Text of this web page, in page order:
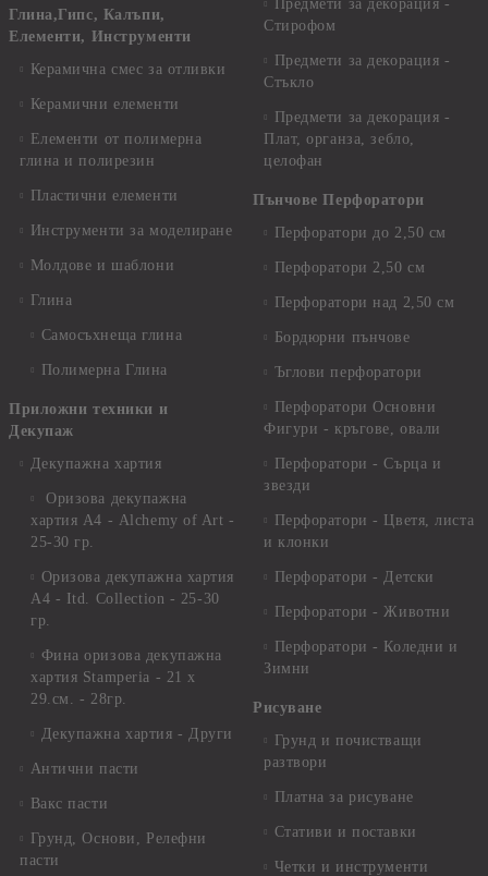
Глина,Гипс, Калъпи,
Елементи, Инструменти
Керамична смес за отливки
Керамични елементи
Елементи от полимерна
глина и полирезин
Пластични елементи
Инструменти за моделиране
Молдове и шаблони
Глина
Самосъхнеща глина
Полимерна Глина
Приложни техники и
Декупаж
Декупажна хартия
Оризова декупажна
хартия А4 - Alchemy of Art -
25-30 гр.
Оризова декупажна хартия
А4 - Itd. Collection - 25-30
гр.
Фина оризова декупажна
хартия Stamperia - 21 х
29.см. - 28гр.
Декупажна хартия - Други
Антични пасти
Вакс пасти
Грунд, Основи, Релефни
пасти
Предмети за декорация -
Стирофом
Предмети за декорация -
Стъкло
Предмети за декорация -
Плат, органза, зебло,
целофан
Пънчове Перфоратори
Перфоратори до 2,50 см
Перфоратори 2,50 см
Перфоратори над 2,50 см
Бордюрни пънчове
Ъглови перфоратори
Перфоратори Основни
Фигури - кръгове, овали
Перфоратори - Сърца и
звезди
Перфоратори - Цветя, листа
и клонки
Перфоратори - Детски
Перфоратори - Животни
Перфоратори - Коледни и
Зимни
Рисуване
Грунд и почистващи
разтвори
Платна за рисуване
Стативи и поставки
Четки и инструменти